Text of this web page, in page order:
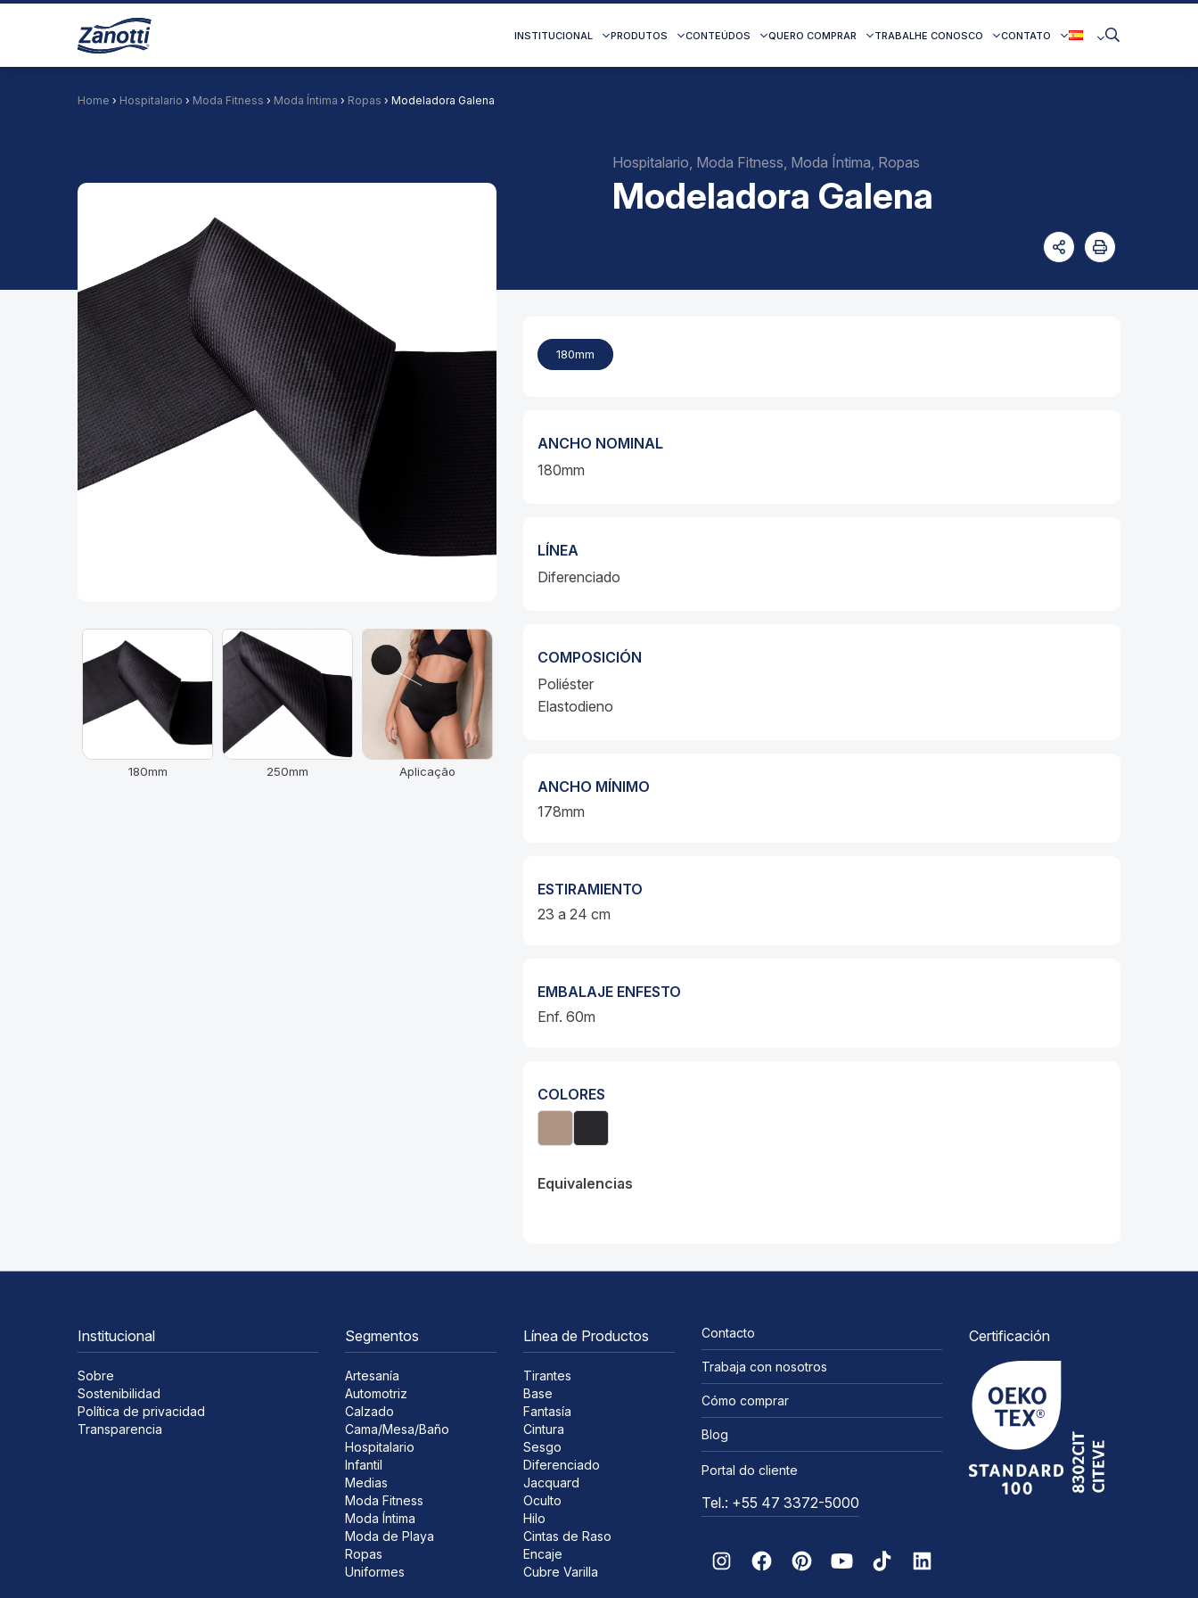
INSTITUCIONAL PRODUTOS CONTEÚDOS QUERO COMPRAR TRABALHE CONOSCO CONTATO
Home › Hospitalario › Moda Fitness › Moda Íntima › Ropas › Modeladora Galena
Hospitalario, Moda Fitness, Moda Íntima, Ropas
Modeladora Galena
180mm 250mm Aplicação
180mm
ANCHO NOMINAL
180mm
LÍNEA
Diferenciado
COMPOSICIÓN
Poliéster
Elastodieno
ANCHO MÍNIMO
178mm
ESTIRAMIENTO
23 a 24 cm
EMBALAJE ENFESTO
Enf. 60m
COLORES
Equivalencias
Institucional
Sobre
Sostenibilidad
Política de privacidad
Transparencia
Segmentos
Artesanía
Automotriz
Calzado
Cama/Mesa/Baño
Hospitalario
Infantil
Medias
Moda Fitness
Moda Íntima
Moda de Playa
Ropas
Uniformes
Línea de Productos
Tirantes
Base
Fantasía
Cintura
Sesgo
Diferenciado
Jacquard
Oculto
Hilo
Cintas de Raso
Encaje
Cubre Varilla
Contacto
Trabaja con nosotros
Cómo comprar
Blog
Portal do cliente
Tel.: +55 47 3372-5000
Certificación